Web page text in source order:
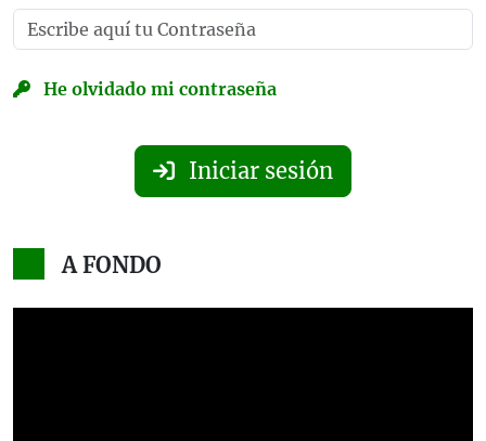
He olvidado mi contraseña
Iniciar sesión
A FONDO